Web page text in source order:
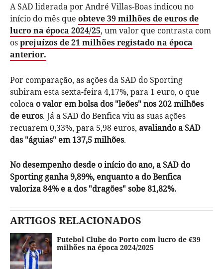
A SAD liderada por André Villas-Boas indicou no
início do mês que obteve 39 milhões de euros de
lucro na época 2024/25, um valor que contrasta com
osprejuízos de 21 milhões registado na época
anterior.
Por comparação, as ações da SAD do Sporting
subiram esta sexta-feira 4,17%, para 1 euro, o que
coloca o valor em bolsa dos "leões" nos 202 milhões
de euros. Já a SAD do Benfica viu as suas ações
recuarem 0,33%, para 5,98 euros, avaliando a SAD
das "águias" em 137,5 milhões.
No desempenho desde o início do ano, a SAD do
Sporting ganha 9,89%, enquanto a do Benfica
valoriza 84% e a dos "dragões" sobe 81,82%.
ARTIGOS RELACIONADOS
Futebol Clube do Porto com lucro de €39
milhões na época 2024/2025